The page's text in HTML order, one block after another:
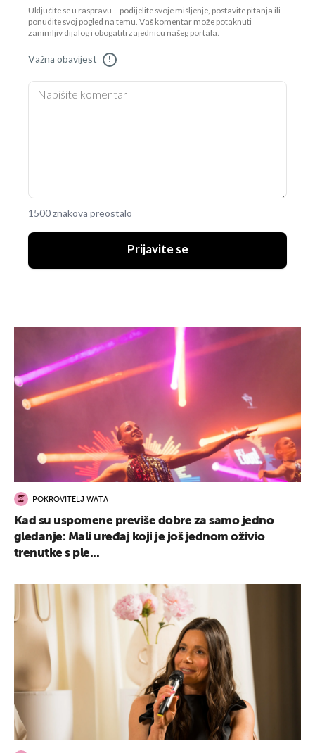
Uključite se u raspravu – podijelite svoje mišljenje, postavite pitanja ili
ponudite svoj pogled na temu. Vaš komentar može potaknuti
zanimljiv dijalog i obogatiti zajednicu našeg portala.
Važna obavijest !
1500 znakova preostalo
Prijavite se
POKROVITELJ WATA
Kad su uspomene previše dobre za samo jedno
gledanje: Mali uređaj koji je još jednom oživio
trenutke s ple...